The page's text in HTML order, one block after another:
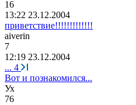
16
13:22 23.12.2004
приветствие!!!!!!!!!!!!!
aiverin
7
12:19 23.12.2004
... 4
Вот и познакомился...
Ух
76